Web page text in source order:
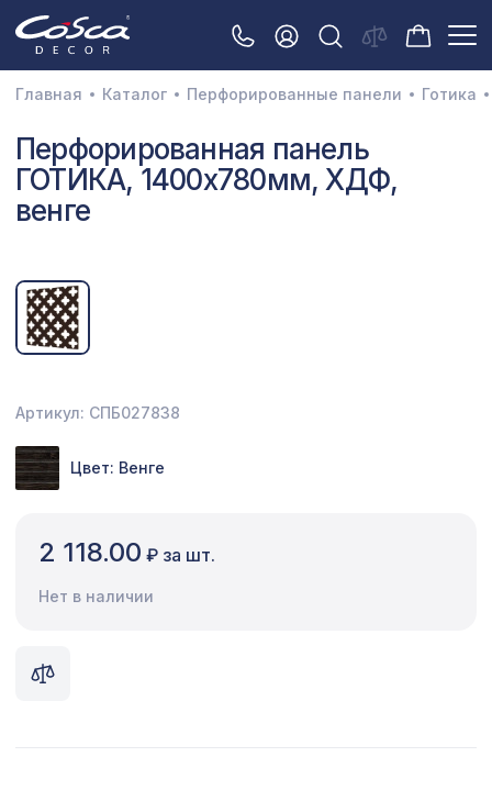
3D орнамент
Акустические панели
Декоративные балки и брус
Межкомнатные арки
Натуральные покрытия
Плинтусы
Распродажа
Экраны для радиаторов
Главная Каталог Перфорированные панели Готика
Перфорированная панель
ГОТИКА, 1400х780мм, ХДФ,
венге
Артикул: СПБ027838
Цвет: Венге
2 118.00 ₽ за шт.
Нет в наличии